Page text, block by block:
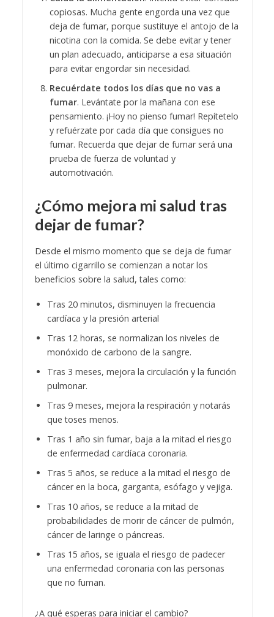
copiosas. Mucha gente engorda una vez que
deja de fumar, porque sustituye el antojo de la
nicotina con la comida. Se debe evitar y tener
un plan adecuado, anticiparse a esa situación
para evitar engordar sin necesidad.
Recuérdate todos los días que no vas a
fumar. Levántate por la mañana con ese
pensamiento. ¡Hoy no pienso fumar! Repítetelo
y refuérzate por cada día que consigues no
fumar. Recuerda que dejar de fumar será una
prueba de fuerza de voluntad y
automotivación.
¿Cómo mejora mi salud tras
dejar de fumar?
Desde el mismo momento que se deja de fumar
el último cigarrillo se comienzan a notar los
beneficios sobre la salud, tales como:
Tras 20 minutos, disminuyen la frecuencia
cardíaca y la presión arterial
Tras 12 horas, se normalizan los niveles de
monóxido de carbono de la sangre.
Tras 3 meses, mejora la circulación y la función
pulmonar.
Tras 9 meses, mejora la respiración y notarás
que toses menos.
Tras 1 año sin fumar, baja a la mitad el riesgo
de enfermedad cardíaca coronaria.
Tras 5 años, se reduce a la mitad el riesgo de
cáncer en la boca, garganta, esófago y vejiga.
Tras 10 años, se reduce a la mitad de
probabilidades de morir de cáncer de pulmón,
cáncer de laringe o páncreas.
Tras 15 años, se iguala el riesgo de padecer
una enfermedad coronaria con las personas
que no fuman.
¿A qué esperas para iniciar el cambio?